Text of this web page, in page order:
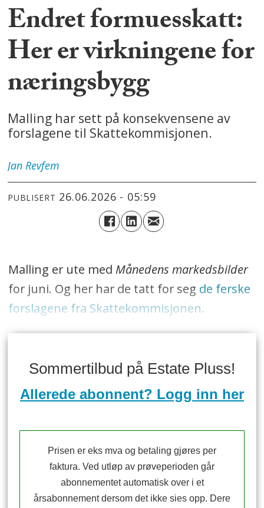
Endret formuesskatt:
Her er virkningene for
næringsbygg
Malling har sett på konsekvensene av
forslagene til Skattekommisjonen.
Jan Revfem
PUBLISERT 26.06.2026 - 05:59
Malling er ute med Månedens markedsbilder
for juni. Og her har de tatt for seg de ferske
forslagene fra Skattekommisjonen.
Sommertilbud på Estate Pluss!
Allerede abonnent? Logg inn her
Prisen er eks mva og betaling gjøres per
faktura. Ved utløp av prøveperioden går
abonnementet automatisk over i et
årsabonnement dersom det ikke sies opp. Dere